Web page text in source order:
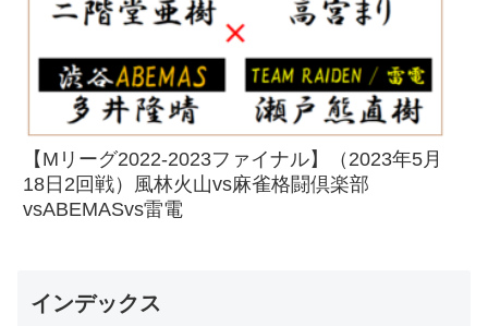
【Mリーグ2022-2023ファイナル】（2023年5月
18日2回戦）風林火山vs麻雀格闘倶楽部
vsABEMASvs雷電
インデックス